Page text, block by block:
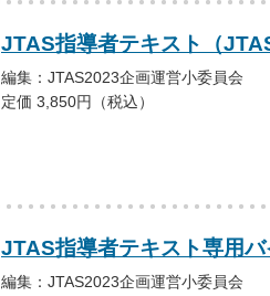
JTAS指導者テキスト（
編集：JTAS2023企画運営小委員会
定価 3,850円（税込）
JTAS指導者テキスト専用
編集：JTAS2023企画運営小委員会